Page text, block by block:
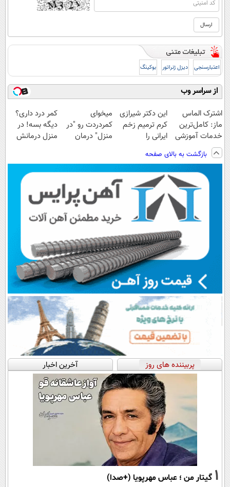
اعتبارسنجی دیزل ژنراتور بوکینگ
از سراسر وب
اشترک الماس
ماز: کامل‌ترین
خدمات آموزشی
برای کنکوری‌ها
این دکتر شیرازی
کرم ترمیم زخم
ایرانی را
میخوای
کمردردت رو "در
منزل" درمان
کمر درد داری؟
دیگه بسه! در
منزل درمانش
بازگشت به بالای صفحه
پربیننده های روز آخرین اخبار
1 گیتار من ؛ عباس مهرپویا (+صدا)